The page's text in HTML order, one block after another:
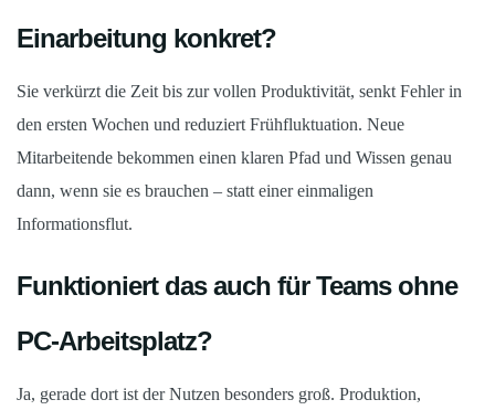
Einarbeitung konkret?
Sie verkürzt die Zeit bis zur vollen Produktivität, senkt Fehler in
den ersten Wochen und reduziert Frühfluktuation. Neue
Mitarbeitende bekommen einen klaren Pfad und Wissen genau
dann, wenn sie es brauchen – statt einer einmaligen
Informationsflut.
Funktioniert das auch für Teams ohne
PC-Arbeitsplatz?
Ja, gerade dort ist der Nutzen besonders groß. Produktion,